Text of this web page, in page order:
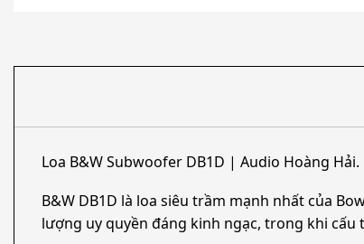
Loa B&W Subwoofer DB1D | Audio Hoàng Hải.
B&W DB1D là loa siêu trầm mạnh nhất của
lượng uy quyền đáng kinh ngạc, trong khi cấu